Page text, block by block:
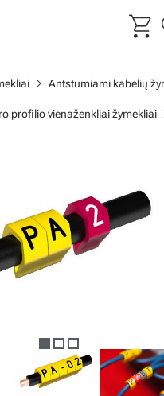
shopping_cart
chevron_right Antstumiami kabelių
profilio vienaženkliai žymekliai